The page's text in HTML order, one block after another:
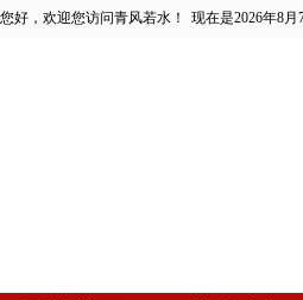
您好，欢迎您访问青风若水！ 现在是2026年8月